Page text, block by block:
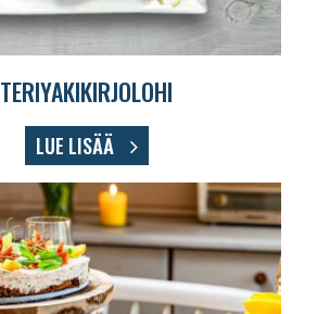
TERIYAKIKIRJOLOHI
LUE LISÄÄ